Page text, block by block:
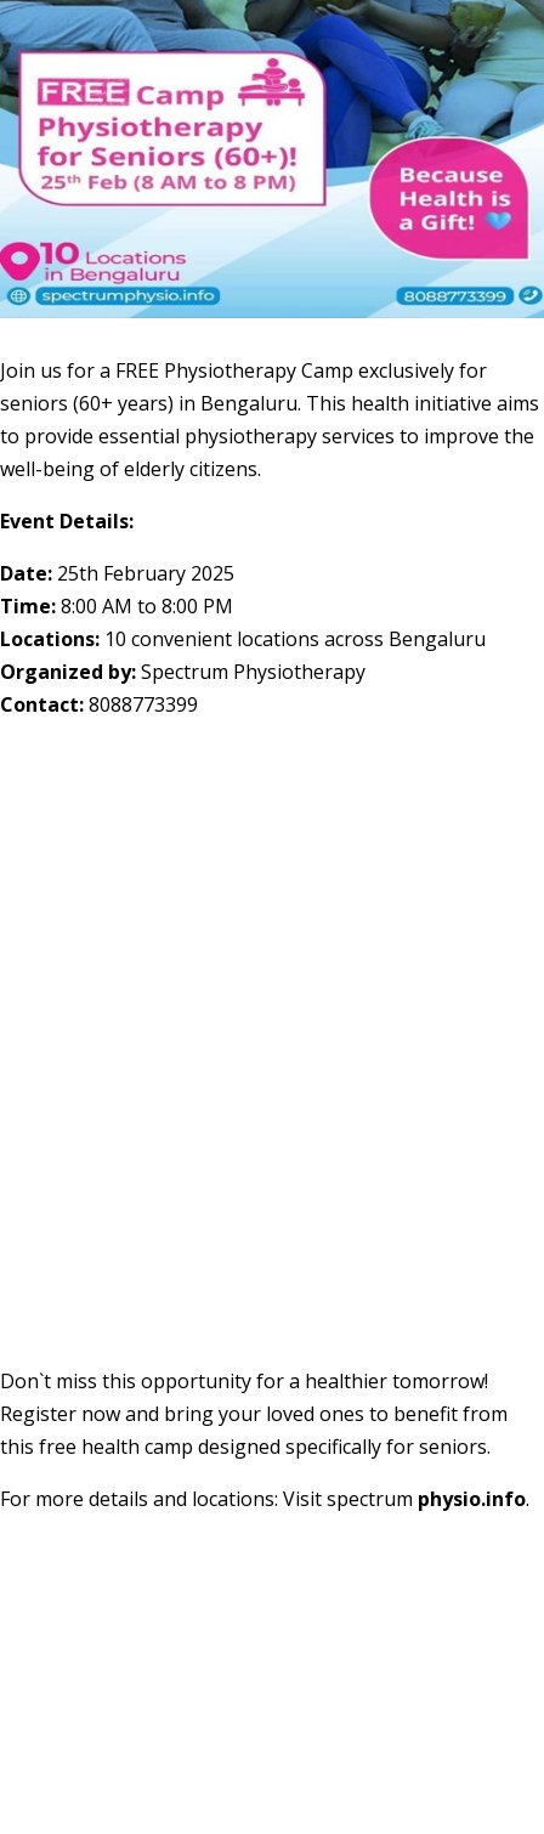
Join us for a FREE Physiotherapy Camp exclusively for
seniors (60+ years) in Bengaluru. This health initiative aims
to provide essential physiotherapy services to improve the
well-being of elderly citizens.
Event Details:
Date: 25th February 2025
Time:8:00 AM to 8:00 PM
Locations: 10 convenient locations across Bengaluru
Organized by:Spectrum Physiotherapy
Contact:8088773399
Don`t miss this opportunity for a healthier tomorrow!
Register now and bring your loved ones to benefit from
this free health camp designed specifically for seniors.
For more details and locations: Visit spectrum physio.info.